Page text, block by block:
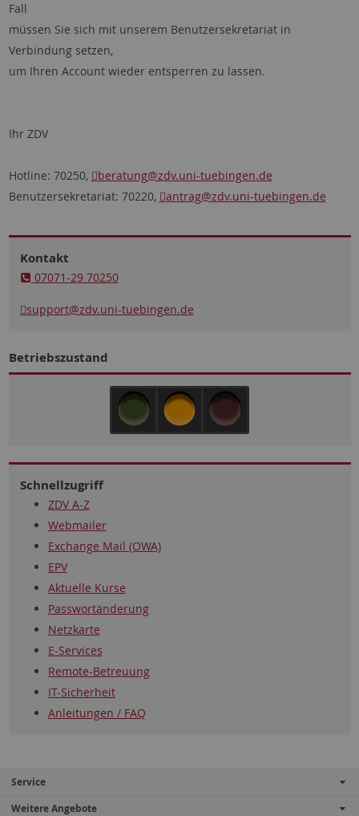
Fall
müssen Sie sich mit unserem Benutzersekretariat in
Verbindung setzen,
um Ihren Account wieder entsperren zu lassen.
Ihr ZDV
Hotline: 70250, beratung@zdv.uni-tuebingen.de
Benutzersekretariat: 70220,
antrag@zdv.uni-tuebingen.de
Kontakt
07071-29 70250
support@zdv.uni-tuebingen.de
Betriebszustand
Schnellzugriff
ZDV A-Z
Webmailer
Exchange Mail (OWA)
EPV
Aktuelle Kurse
Passwortänderung
Netzkarte
E-Services
Remote-Betreuung
IT-Sicherheit
Anleitungen / FAQ
Service
Weitere Angebote